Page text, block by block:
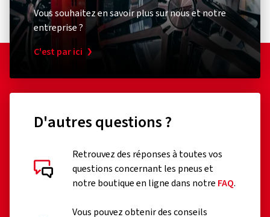
XLC
Zahlenspiralkabelschloss
RonaldBiggs Ø 10 mm Länge 185 mm
(0)
Vous souhaitez en savoir plus sur nous et notre
entreprise ?
C'est par ici
D'autres questions ?
Retrouvez des réponses à toutes vos
questions concernant les pneus et
notre boutique en ligne dans notre FAQ.
Vous pouvez obtenir des conseils